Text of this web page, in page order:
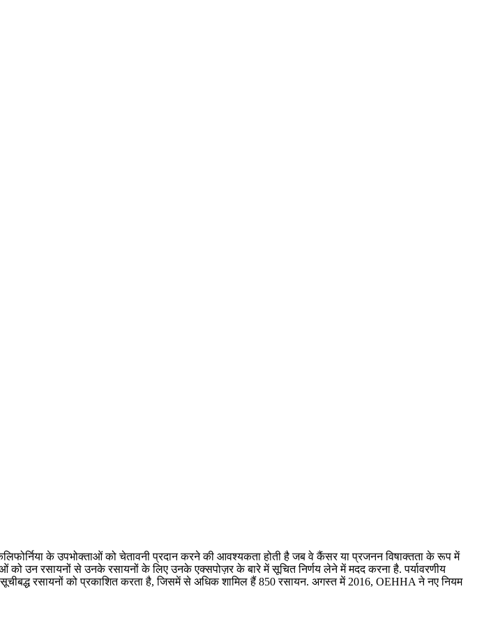
के उपभोक्ताओं को चेतावनी प्रदान करने की आवश्यकता होती है जब वे कैंसर या प्रजनन विषाक्तता के रूप में
को उन रसायनों से उनके रसायनों के लिए उनके एक्सपोज़र के बारे में सूचित निर्णय लेने में मदद करना है. पर्यावरणीय
रसायनों को प्रकाशित करता है, जिसमें से अधिक शामिल हैं 850 रसायन. अगस्त में 2016, OEHHA ने नए नियम